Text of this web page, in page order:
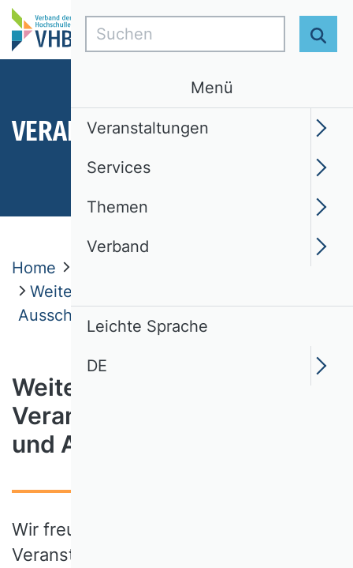
VERANSTALTUNGEN
Home
Weitere Veranstaltungen und
Ausschreibungen
Weitere
Veranstaltungsangebote
und Ausschreibungen
Wir freuen uns, an dieser Stelle auf
Veranstaltungen und Ausschreibungen
Suchen
Menü
Veranstaltungen
Services
Themen
Verband
Leichte Sprache
DE